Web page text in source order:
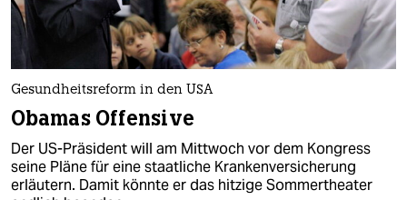
Gesundheitsreform in den USA
Obamas Offensive
Der US-Präsident will am Mittwoch vor dem Kongress
seine Pläne für eine staatliche Krankenversicherung
erläutern. Damit könnte er das hitzige Sommertheater